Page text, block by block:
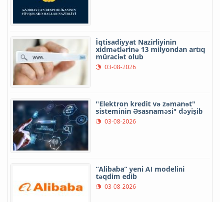
İqtisadiyyat Nazirliyinin
xidmətlərinə 13 milyondan artıq
müraciət olub
03-08-2026
"Elektron kredit və zəmanət"
sisteminin Əsasnaməsi" dəyişib
03-08-2026
“Alibaba” yeni AI modelini
təqdim edib
03-08-2026